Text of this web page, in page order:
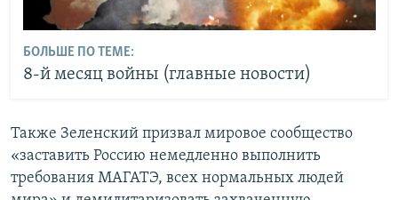
БОЛЬШЕ ПО ТЕМЕ:
8-й месяц войны (главные новости)
Также Зеленский призвал мировое сообщество
«заставить Россию немедленно выполнить
требования МАГАТЭ, всех нормальных людей